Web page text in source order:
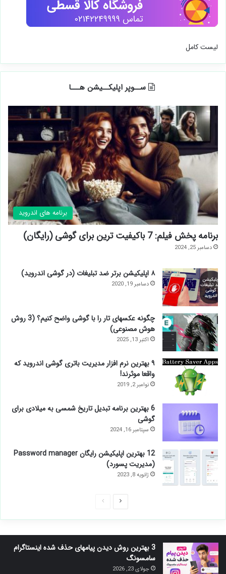
لیست کامل
ســوپر اپلیکــیشن هـــا
برنامه های اندروید
برنامه پخش فیلم: 7 باکیفیت ترین برای گوشی (رایگان)
دسامبر 25, 2024
۸ اپلیکیشن برتر ضد تبلیغات (در گوشی اندروید)
دسامبر 19, 2020
چگونه عکسهای تار را با گوشی واضح کنیم؟ (3 روش
هوش مصنوعی)
اکتبر 13, 2025
۹ بهترین نرم افزار مدیریت باتری گوشی اندروید که
واقعا موثرند!
نوامبر 2, 2019
6 بهترین برنامه تبدیل تاریخ شمسی به میلادی برای
گوشی
سپتامبر 16, 2024
12 بهترین اپلیکیشن رایگان Password manager
(مدیریت پسورد)
ژانویه 8, 2023
صفحه
صفحه
3 بهترین روش دیدن پیامهای حذف شده اینستاگرام
سامسونگ
جولای 23, 2026